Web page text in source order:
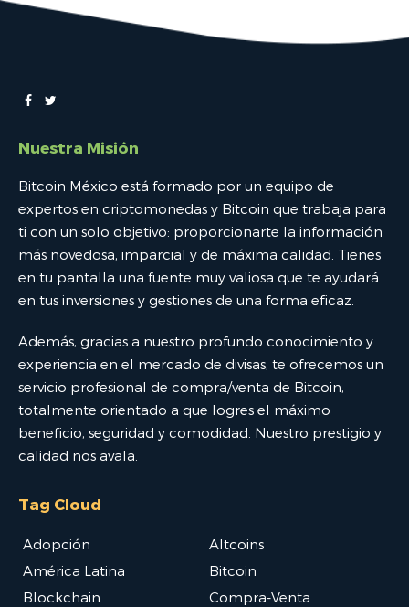
Nuestra Misión
Bitcoin México está formado por un equipo de
expertos en criptomonedas y Bitcoin que trabaja para
ti con un solo objetivo: proporcionarte la información
más novedosa, imparcial y de máxima calidad. Tienes
en tu pantalla una fuente muy valiosa que te ayudará
en tus inversiones y gestiones de una forma eficaz.
Además, gracias a nuestro profundo conocimiento y
experiencia en el mercado de divisas, te ofrecemos un
servicio profesional de compra/venta de Bitcoin,
totalmente orientado a que logres el máximo
beneficio, seguridad y comodidad. Nuestro prestigio y
calidad nos avala.
Tag Cloud
Adopción
Altcoins
América Latina
Bitcoin
Blockchain
Compra-Venta